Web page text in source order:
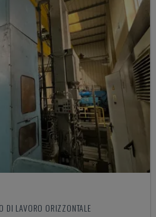
DI LAVORO ORIZZONTALE